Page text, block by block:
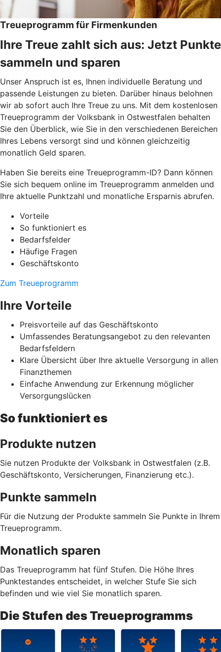
Treueprogramm für Firmenkunden
Ihre Treue zahlt sich aus: Jetzt Punkte
sammeln und sparen
Unser Anspruch ist es, Ihnen individuelle Beratung und
passende Leistungen zu bieten. Darüber hinaus belohnen
wir ab sofort auch Ihre Treue zu uns. Mit dem kostenlosen
Treueprogramm der Volksbank in Ostwestfalen behalten
Sie den Überblick, wie Sie in den verschiedenen Bereichen
Ihres Lebens versorgt sind und können gleichzeitig
monatlich Geld sparen.
Haben Sie bereits eine Treueprogramm-ID? Dann können
Sie sich bequem online im Treueprogramm anmelden und
Ihre aktuelle Punktzahl und monatliche Ersparnis abrufen.
Vorteile
So funktioniert es
Bedarfsfelder
Häufige Fragen
Geschäftskonto
Zum Treueprogramm
Ihre Vorteile
Preisvorteile auf das Geschäftskonto
Umfassendes Beratungsangebot zu den relevanten
Bedarfsfeldern
Klare Übersicht über Ihre aktuelle Versorgung in allen
Finanzthemen
Einfache Anwendung zur Erkennung möglicher
Versorgungslücken
So funktioniert es
Produkte nutzen
Sie nutzen Produkte der Volksbank in Ostwestfalen (z.B.
Geschäftskonto, Versicherungen, Finanzierung etc.).
Punkte sammeln
Für die Nutzung der Produkte sammeln Sie Punkte in Ihrem
Treueprogramm.
Monatlich sparen
Das Treueprogramm hat fünf Stufen. Die Höhe Ihres
Punktestandes entscheidet, in welcher Stufe Sie sich
befinden und wie viel Sie monatlich sparen.
Die Stufen des Treueprogramms